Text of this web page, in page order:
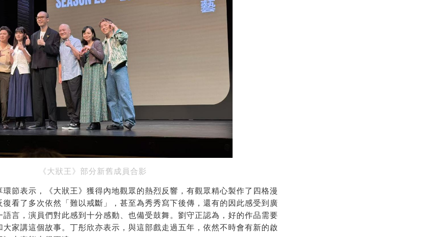
《大狀王》部分新舊成員合影
節表示，《大狀王》獲得內地觀眾的熱烈反響，有觀眾精心製作了四格漫
看了多次依然「難以戒斷」，甚至為秀秀寫下後傳，還有的因此感受到廣
言，演員們對此感到十分感動、也備受鼓舞。劉守正認為，好的作品需要
家講這個故事。丁彤欣亦表示，與這部戲走過五年，依然不時會有新的啟